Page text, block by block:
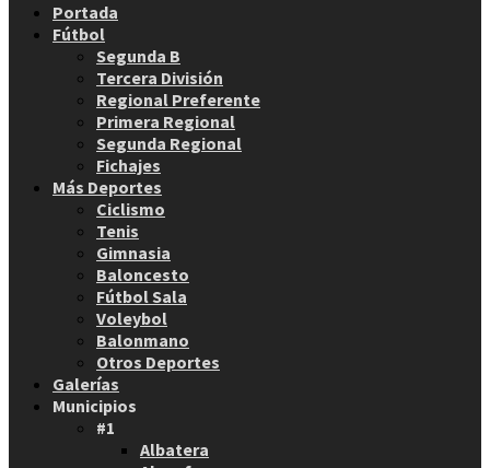
Portada
Fútbol
Segunda B
Tercera División
Regional Preferente
Primera Regional
Segunda Regional
Fichajes
Más Deportes
Ciclismo
Tenis
Gimnasia
Baloncesto
Fútbol Sala
Voleybol
Balonmano
Otros Deportes
Galerías
Municipios
#1
Albatera